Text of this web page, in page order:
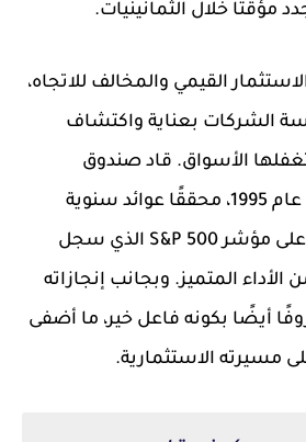
مؤقتًا خلال الثمانينيات.
القيمي والمخالف للاتجاه،
الشركات بعناية واكتشاف
الأسواق. قاد صندوق
ويندسور حتى تقاعده عام 1995، محققًا عوائد سنوية
بلغت 13.7%، متفوقًا على مؤشر S&P 500 الذي سجل
31 عامًا من الأداء المتميز. وبجانب إنجازاته
أيضًا بكونه فاعل خير، ما أضفى
مسيرته الاستثمارية.